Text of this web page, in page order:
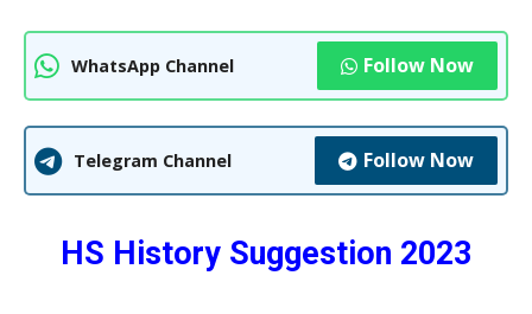
WhatsApp Channel Follow Now
Telegram Channel Follow Now
HS History Suggestion 2023